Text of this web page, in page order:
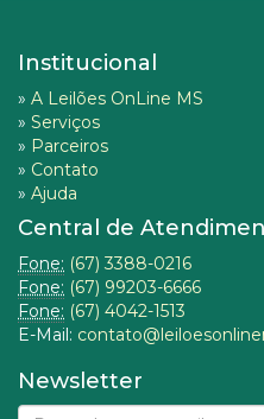
Institucional
» A Leilões OnLine MS
» Serviços
» Parceiros
» Contato
» Ajuda
Central de
Fone: (67) 3388-0216
Fone: (67) 99203-6666
Fone: (67) 4042-1513
E-Mail:
Newsletter